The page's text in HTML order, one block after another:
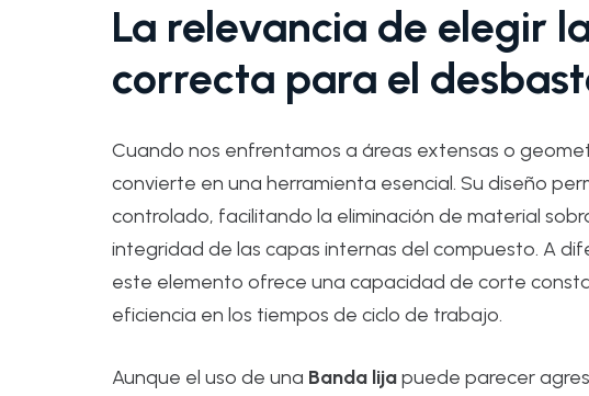
La relevancia de elegir
correcta para el
Cuando nos enfrentamos a áreas extensas o
convierte en una herramienta esencial. Su diseño
controlado, facilitando la eliminación de material
integridad de las capas internas del compuesto. A
este elemento ofrece una capacidad de corte
eficiencia en los tiempos de ciclo de trabajo.
Aunque el uso de una Banda lijapuede parecer